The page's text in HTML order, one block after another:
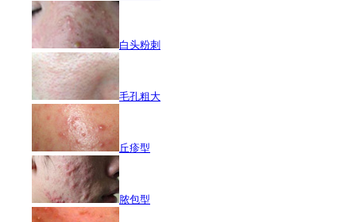
白头粉刺
毛孔粗大
丘疹型
脓包型